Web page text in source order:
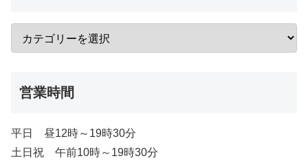
営業時間
平日 昼12時～19時30分
土日祝 午前10時～19時30分